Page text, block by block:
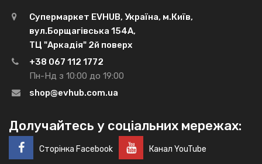
Супермаркет EVHUB, Україна, м.Київ,
вул.Борщагівська 154А,
ТЦ "Аркадія" 2й поверх
+38 067 112 1772
Пн-Нд з 10:00 до 19:00
shop@evhub.com.ua
Долучайтесь у соціальних мережах:
Сторінка Facebook Канал YouTube